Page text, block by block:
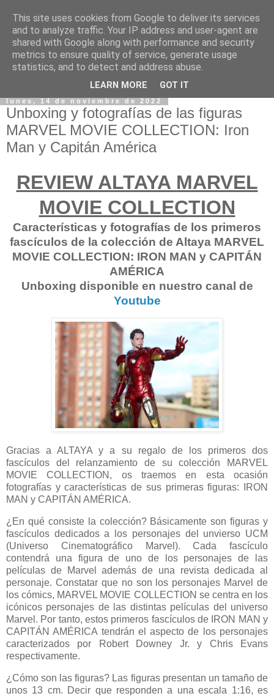
lunes, 14 de noviembre de 2022
Unboxing y fotografías de las figuras
MARVEL MOVIE COLLECTION: Iron
Man y Capitán América
REVIEW ALTAYA MARVEL
MOVIE COLLECTION
Características y fotografías de los primeros
fascículos de la colección de Altaya MARVEL
MOVIE COLLECTION: IRON MAN y CAPITÁN
AMÉRICA
Unboxing disponible en nuestro canal de
Youtube
Gracias a ALTAYA y a su regalo de los primeros dos
fascículos del relanzamiento de su colección MARVEL
MOVIE COLLECTION, os traemos en esta ocasión
fotografías y características de sus primeras figuras: IRON
MAN y CAPITÁN AMÉRICA.
¿En qué consiste la colección? Básicamente son figuras y
fascículos dedicados a los personajes del unvierso UCM
(Universo Cinematográfico Marvel). Cada fascículo
contendrá una figura de uno de los personajes de las
películas de Marvel además de una revista dedicada al
personaje. Constatar que no son los personajes Marvel de
los cómics, MARVEL MOVIE COLLECTION se centra en los
icónicos personajes de las distintas películas del universo
Marvel. Por tanto, estos primeros fascículos de IRON MAN y
CAPITÁN AMÉRICA tendrán el aspecto de los personajes
caracterizados por Robert Downey Jr. y Chris Evans
respectivamente.
¿Cómo son las figuras? Las figuras presentan un tamaño de
unos 13 cm. Decir que responden a una escala 1:16, es
This site uses cookies from Google to deliver its services
and to analyze traffic. Your IP address and user-agent are
shared with Google along with performance and security
metrics to ensure quality of service, generate usage
statistics, and to detect and address abuse.
LEARN MORE GOT IT